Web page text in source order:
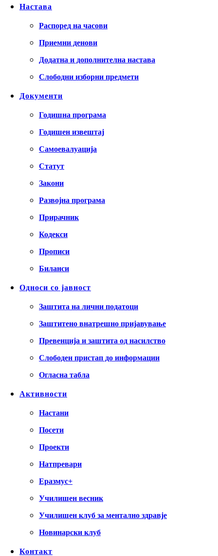
Настава
Распоред на часови
Приемни денови
Додатна и дополнителна настава
Слободни изборни предмети
Документи
Годишна програма
Годишен извештај
Самоевалуација
Статут
Закони
Развојна програма
Прирачник
Кодекси
Прописи
Биланси
Односи со јавност
Заштита на лични податоци
Заштитено внатрешно пријавување
Превенција и заштита од насилство
Слободен пристап до информации
Огласна табла
Активности
Настани
Посети
Проекти
Натпревари
Еразмус+
Училишен весник
Училишен клуб за ментално здравје
Новинарски клуб
Контакт